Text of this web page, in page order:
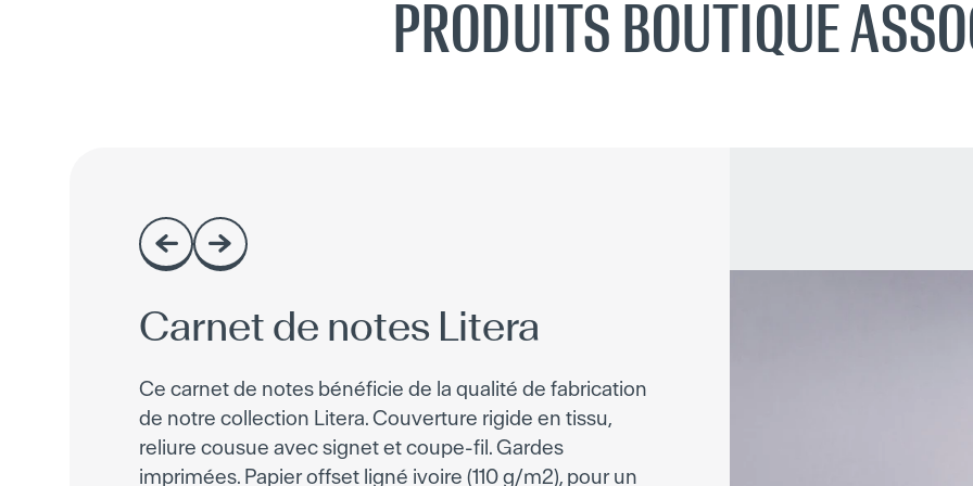
PRODUITS BOUTIQUE
Carnet de notes Litera
Ce carnet de notes bénéficie de la qualité de fabrication
de notre collection Litera. Couverture rigide en tissu,
reliure cousue avec signet et coupe-fil. Gardes
imprimées. Papier offset ligné ivoire (110 g/m2), pour un